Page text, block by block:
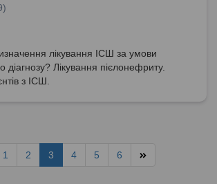
лікування ІСШ за умови
діагнозу? Лікування пієлонефриту.
з ІСШ.
1 2 3 4 5 6